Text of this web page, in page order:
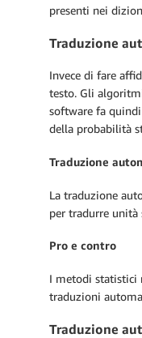
presenti nei
Traduzione
Invece di fare
testo. Gli
software fa
della probabilità
Traduzione
La traduzione
per tradurre
Pro e contro
I metodi statistici
traduzioni
Traduzione